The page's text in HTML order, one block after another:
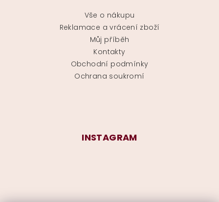
Vše o nákupu
Reklamace a vrácení zboží
Můj příběh
Kontakty
Obchodní podmínky
Ochrana soukromí
INSTAGRAM